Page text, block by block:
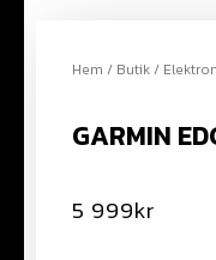
Hem / Butik/
GARMIN
5 999kr